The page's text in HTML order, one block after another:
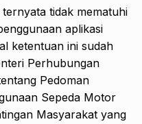
tidak mematuhi
aplikasi
ketentuan ini sudah
Perhubungan
Pedoman
Sepeda Motor
Masyarakat yang